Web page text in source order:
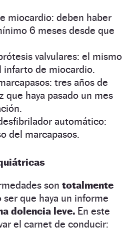
miocardio: deben haber
6 meses desde que
valvulares: el mismo
infarto de miocardio.
tres años de
que haya pasado un mes
automático:
del marcapasos.
son totalmente
ser que haya un informe
dolencia leve. En este
el carnet de conducir: